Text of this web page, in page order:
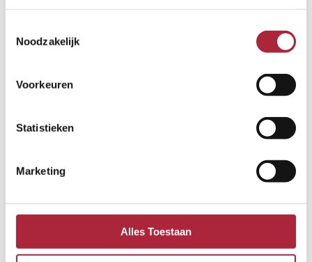
Noodzakelijk
Voorkeuren
Statistieken
Marketing
Alles Toestaan
Volg ons